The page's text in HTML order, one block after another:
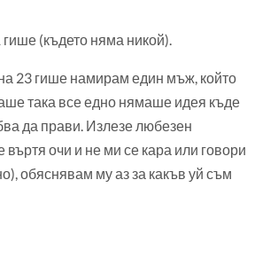
(където няма никой).
23 гише намирам един мъж, който
така все едно нямаше идея къде
да прави. Излезе любезен
въртя очи и не ми се кара или говори
обяснявам му аз за какъв уй съм